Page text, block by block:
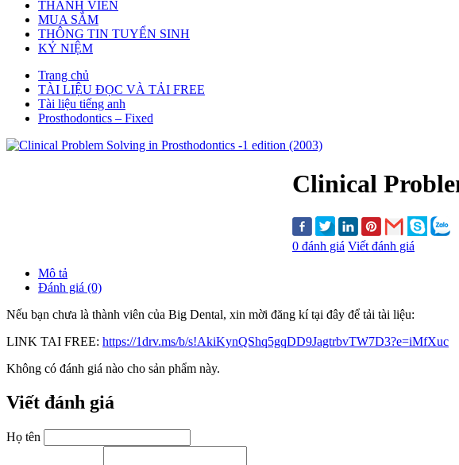
THÀNH VIÊN
MUA SẮM
THÔNG TIN TUYỂN SINH
KỶ NIỆM
Trang chủ
TÀI LIỆU ĐỌC VÀ TẢI FREE
Tài liệu tiếng anh
Prosthodontics – Fixed
Clinical
0 đánh giá Viết đánh giá
Mô tả
Đánh giá (0)
Nếu bạn chưa là thành viên của Big Dental, xin mời đăng kí tại đây để tải tài liệu:
LINK TAI FREE: https://1drv.ms/b/s!AkiKynQShq5gqDD9JagtrbvTW7D3?e=iMfXuc
Không có đánh giá nào cho sản phẩm này.
Viết đánh giá
Họ tên